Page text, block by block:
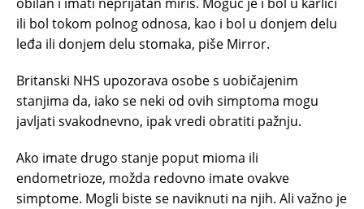
ili bol tokom polnog odnosa, kao i bol u donjem delu
leđa ili donjem delu stomaka, piše Mirror.
Britanski NHS upozorava osobe s uobičajenim
stanjima da, iako se neki od ovih simptoma mogu
javljati svakodnevno, ipak vredi obratiti pažnju.
Ako imate drugo stanje poput mioma ili
endometrioze, možda redovno imate ovakve
simptome. Mogli biste se naviknuti na njih. Ali važno je